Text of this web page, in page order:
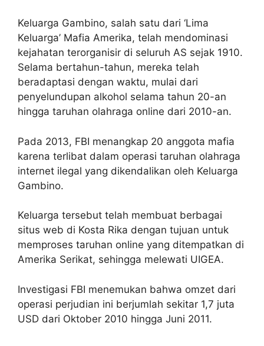
Keluarga Gambino, salah satu dari ‘Lima
Keluarga’ Mafia Amerika, telah mendominasi
kejahatan terorganisir di seluruh AS sejak 1910.
Selama bertahun-tahun, mereka telah
beradaptasi dengan waktu, mulai dari
penyelundupan alkohol selama tahun 20-an
hingga taruhan olahraga online dari 2010-an.
Pada 2013, FBI menangkap 20 anggota mafia
karena terlibat dalam operasi taruhan olahraga
internet ilegal yang dikendalikan oleh Keluarga
Gambino.
Keluarga tersebut telah membuat berbagai
situs web di Kosta Rika dengan tujuan untuk
memproses taruhan online yang ditempatkan di
Amerika Serikat, sehingga melewati UIGEA.
Investigasi FBI menemukan bahwa omzet dari
operasi perjudian ini berjumlah sekitar 1,7 juta
USD dari Oktober 2010 hingga Juni 2011.